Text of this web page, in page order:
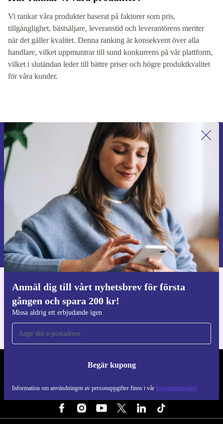
Vi rankar våra produkter baserat på faktorer som pris,
tillgänglighet, bästsäljare, leveranstid och leverantörens meriter
när det gäller kvalitet. Denna ranking är konsekvent över alla
handlare, vilket uppmuntrar till sund konkurrens på vår plattform,
vilket i slutändan leder till bättre priser och högre produktkvalitet
för våra kunder.
Anmäl dig till vårt nyhetsbrev för första
gången och spara 200 kr!
Missa aldrig ett erbjudande igen
Begär kupong
Information om användningen av personuppgifter finns i vår Integritetspolicy
Anmäl dig till vårt nyhetsbrev för
första gången och spara 200 kr!
Missa aldrig ett erbjudande igen.
Begär kupong
Information om användningen av personuppgifter finns i vår
Integritetspolicy
Ladda ner refurbed appen
För iOS och Android
REFURBED SVERIGE - RETHINK NEW.
FÖLJ OSS